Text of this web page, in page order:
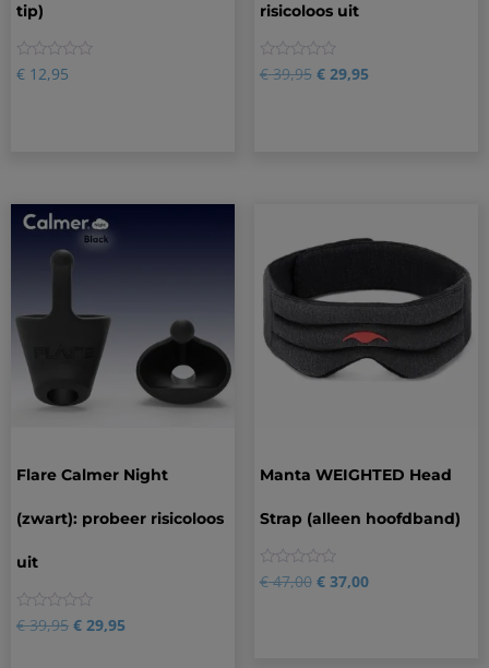
tip)
0
€ 12,95
risicoloos uit
0
€39,95 €29,95
Flare Calmer Night
(zwart): probeer risicoloos
uit
0
€39,95 € 29,95
Manta WEIGHTED Head
Strap (alleen hoofdband)
0
€47,00 €37,00